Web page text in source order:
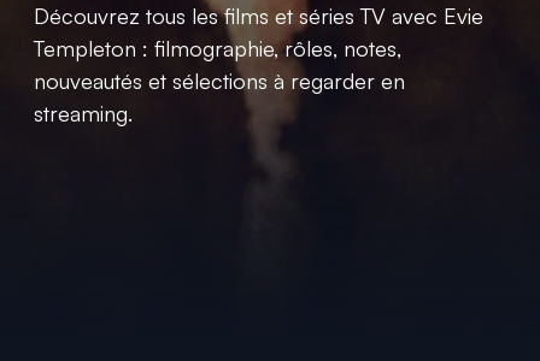
Découvrez tous les films et séries TV avec Evie
Templeton : filmographie, rôles, notes,
nouveautés et sélections à regarder en
streaming.